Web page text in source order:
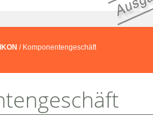
/ Komponentengeschäft